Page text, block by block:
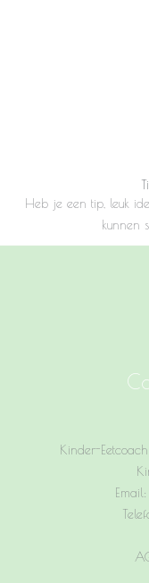
Heb je een tip, leuk
kunnen
Kinder-